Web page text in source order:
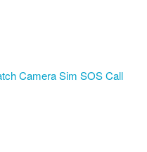
Camera Sim SOS Call